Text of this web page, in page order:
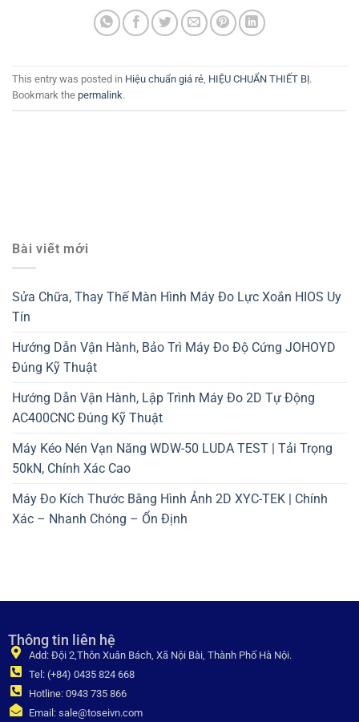
This entry was posted in Hiệu chuẩn giá rẻ, HIỆU CHUẨN THIẾT BỊ.
Bookmark the permalink.
Bài viết mới
Sửa Chữa, Thay Thế Màn Hình Máy Đo Lực Xoắn HIOS Uy
Tín
Hướng Dẫn Vận Hành, Bảo Trì Máy Đo Độ Cứng JOHOYD
Đúng Kỹ Thuật
Hướng Dẫn Vận Hành, Lập Trình Máy Đo 2D Tự Động
AC400CNC Đúng Kỹ Thuật
Máy Kéo Nén Vạn Năng WDW-50 LUDA TEST | Tải Trọng
50kN, Chính Xác Cao
Máy Đo Kích Thước Bằng Hình Ảnh 2D XYC-TEK | Chính
Xác – Nhanh Chóng – Ổn Định
Thông tin liên hệ
Add: Đội 2,Thôn Xuân Bách, Xã Nội Bài, Thành Phố Hà Nội.
Tel: (+84) 0435 824 668
Hotline: 0943 735 866
Email: sale@toseivn.com